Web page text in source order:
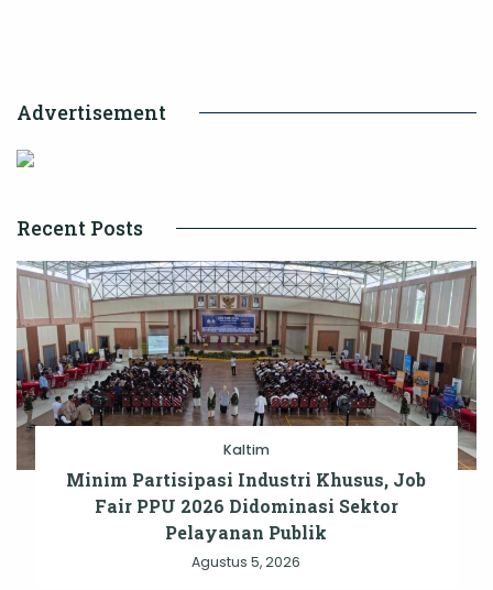
Batu
Advertisement
Recent Posts
Kaltim
Minim Partisipasi Industri Khusus, Job
Fair PPU 2026 Didominasi Sektor
Pelayanan Publik
Agustus 5, 2026